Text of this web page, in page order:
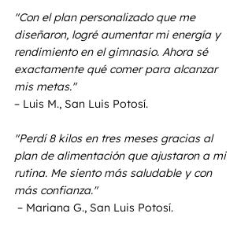
"Con el plan personalizado que me
diseñaron, logré aumentar mi energía y
rendimiento en el gimnasio. Ahora sé
exactamente qué comer para alcanzar
mis metas."
– Luis M., San Luis Potosí.
"Perdí 8 kilos en tres meses gracias al
plan de alimentación que ajustaron a mi
rutina. Me siento más saludable y con
más confianza."
– Mariana G., San Luis Potosí.